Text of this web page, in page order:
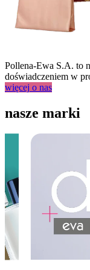
Pollena-Ewa S.A. to
doświadczeniem w
więcej o nas
nasze marki